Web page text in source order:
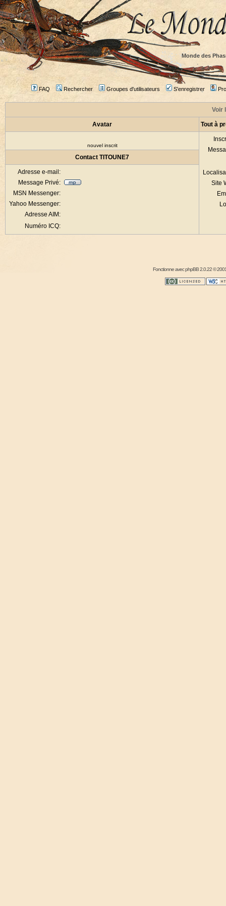
Monde des
FAQ Rechercher Groupes d'utilisateurs S'enregistrer
Voir
Avatar Tout à
nouvel inscrit
Site
Contact TITOUNE7
Adresse e-mail:
Message Privé:
MSN Messenger:
Yahoo Messenger:
Adresse AIM:
Numéro ICQ:
Fonctionne avecphpBB2.0.22 ©